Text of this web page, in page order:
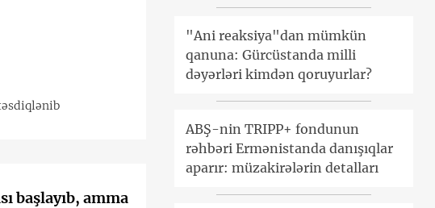
başlayıb, amma
"Ani reaksiya"dan mümkün
qanuna: Gürcüstanda milli
dəyərləri kimdən qoruyurlar?
ABŞ-nin TRIPP+ fondunun
rəhbəri Ermənistanda danışıqlar
aparır: müzakirələrin detalları